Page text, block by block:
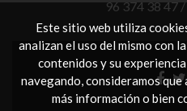
Este sitio web utiliza
analizan el uso del mismo con
contenidos y su
navegando, consideramos
más información o bien
96 374 38 47
Go
to to